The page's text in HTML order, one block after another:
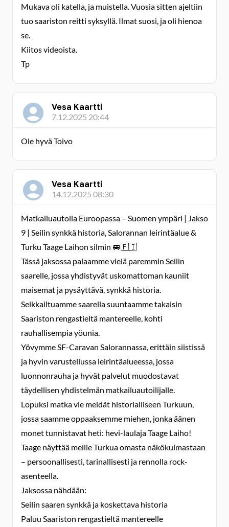
Mukava oli katella, ja muistella. Vuosia sitten ajeltiin
tuo saariston reitti syksyllä. Ilmat suosi, ja oli hienoa
se.
Kiitos videoista.
Tp
Vesa Kaartti
7.12.2025 20:44
Ole hyvä Toivo
Vesa Kaartti
14.12.2025 08:30
Matkailuautolla Euroopassa – Suomen ympäri | Jakso
9 | Seilin synkkä historia, Salorannan leirintäalue &
Turku Taage Laihon silmin 🚐🇫🇮
Tässä jaksossa palaamme vielä paremmin Seilin
saarelle, jossa yhdistyvät uskomattoman kauniit
maisemat ja pysäyttävä, synkkä historia.
Seikkailtuamme saarella suuntaamme takaisin
Saariston rengastieltä mantereelle, kohti
rauhallisempia yöunia.
Yövymme SF-Caravan Salorannassa, erittäin siistissä
ja hyvin varustellussa leirintäalueessa, jossa
luonnonrauha ja hyvät palvelut muodostavat
täydellisen yhdistelmän matkailuautoilijalle.
Lopuksi matka vie meidät historialliseen Turkuun,
jossa saamme oppaaksemme miehen, jonka äänen
monet tunnistavat heti: hevi-laulaja Taage Laiho!
Taage näyttää meille Turkua omasta näkökulmastaan
– persoonallisesti, tarinallisesti ja rennolla rock-
asenteella.
Jaksossa nähdään:
Seilin saaren synkkä ja koskettava historia
Paluu Saariston rengastieltä mantereelle